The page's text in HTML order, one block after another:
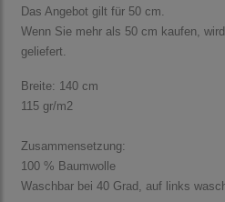
Das Angebot gilt für 50 cm.
Wenn Sie mehr als 50 cm kaufen,
geliefert.
Breite: 140 cm
115 gr/m2
Zusammensetzung:
100 % Baumwolle
Waschbar bei 40 Grad, auf links